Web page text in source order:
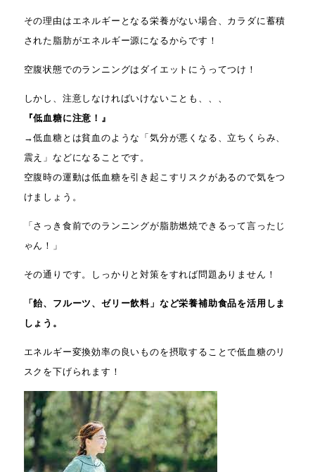
その理由はエネルギーとなる栄養がない場合、カラダに蓄積
された脂肪がエネルギー源になるからです！
空腹状態でのランニングはダイエットにうってつけ！
しかし、注意しなければいけないことも、、、
『低血糖に注意！』
→低血糖とは貧血のような「気分が悪くなる、立ちくらみ、
震え」などになることです。
空腹時の運動は低血糖を引き起こすリスクがあるので気をつ
けましょう。
「さっき食前でのランニングが脂肪燃焼できるって言ったじ
ゃん！」
その通りです。しっかりと対策をすれば問題ありません！
「飴、フルーツ、ゼリー飲料」など栄養補助食品を活用しま
しょう。
エネルギー変換効率の良いものを摂取することで低血糖のリ
スクを下げられます！